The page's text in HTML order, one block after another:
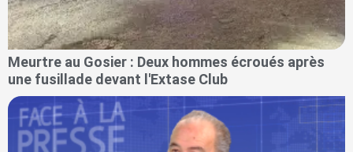
Meurtre au Gosier : Deux hommes écroués après
une fusillade devant l'Extase Club